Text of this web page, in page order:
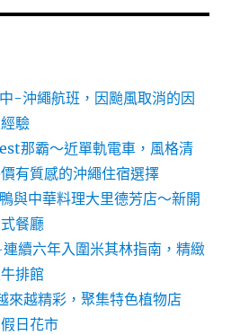
-沖繩航班，因颱風取消的因
驗
那霸～近單軌電車，風格清
有質感的沖繩住宿選擇
與中華料理大里德芳店～新開
餐廳
續六年入圍米其林指南，精緻
排館
來越精彩，聚集特色植物店
日花市